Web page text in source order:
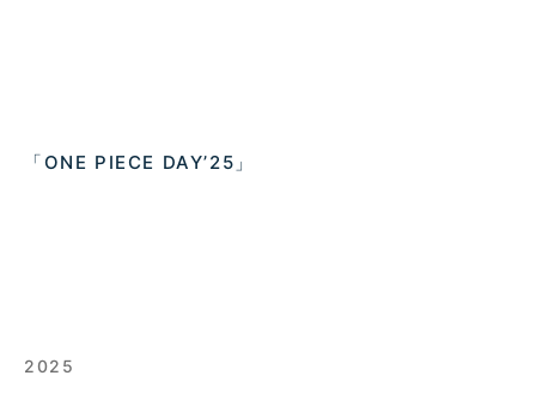
「ONE PIECE DAY’25」
2025